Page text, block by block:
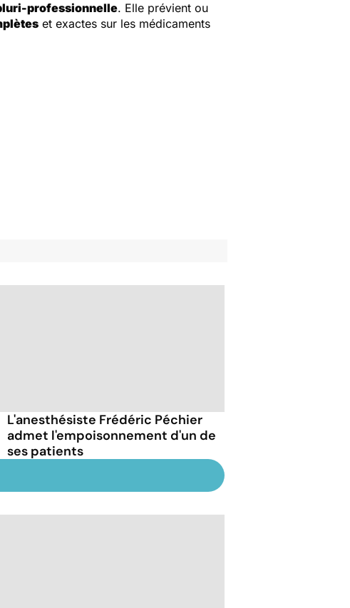
professionnelle. Elle prévient ou
et exactes sur les médicaments
L'anesthésiste Frédéric Péchier
admet l'empoisonnement d'un de
ses patients